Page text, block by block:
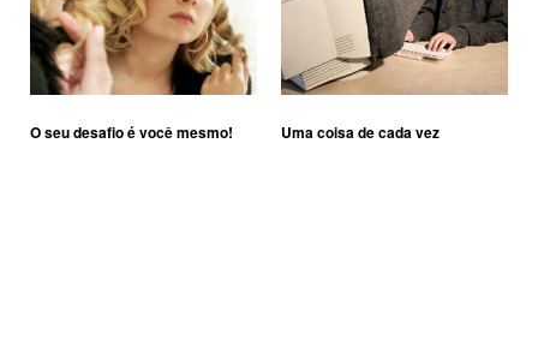
O seu desafio é você mesmo! Uma coisa de cada vez